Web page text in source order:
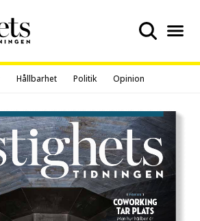
Hållbarhet Politik Opinion